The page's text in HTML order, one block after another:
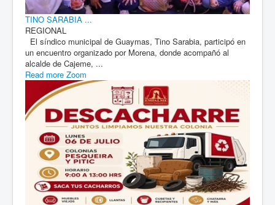
TINO SARABIA ...
REGIONAL
El síndico municipal de Guaymas, Tino Sarabia, participó en
un encuentro organizado por Morena, donde acompañó al
alcalde de Cajeme, ...
Read more Zoom